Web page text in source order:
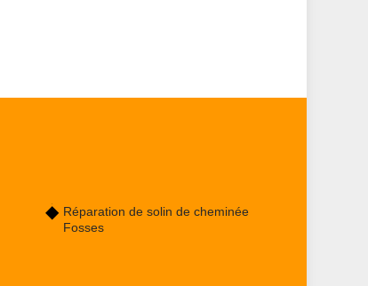
Réparation de solin de cheminée
Fosses